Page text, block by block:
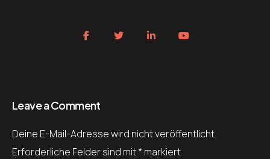
Leave a Comment
Deine E-Mail-Adresse wird nicht veröffentlicht.
Erforderliche Felder sind mit* markiert